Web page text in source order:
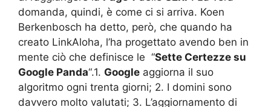
domanda, quindi, è come ci si arriva. Koen
Berkenbosch ha detto, però, che quando ha
creato LinkAloha, l’ha progettato avendo ben in
mente ciò che definisce le “Sette Certezze su
Google Panda“.1. Google aggiorna il suo
algoritmo ogni trenta giorni; 2. I domini sono
davvero molto valutati; 3. L’aggiornamento di